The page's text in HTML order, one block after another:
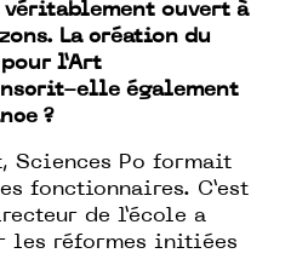
véritablement ouvert à
La création du
l’Art
elle également
?
Sciences Po formait
fonctionnaires. C’est
de l’école a
les réformes initiées